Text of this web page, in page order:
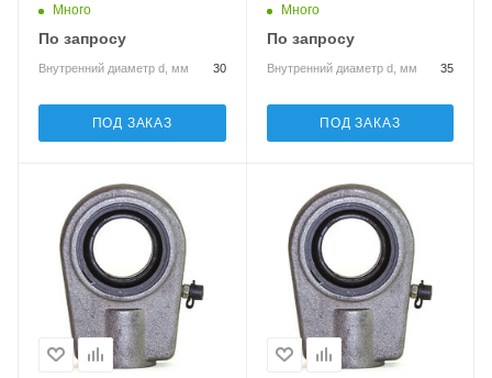
Много
По запросу
Внутренний диаметр d, мм 30
ПОД ЗАКАЗ
Много
По запросу
Внутренний диаметр d, мм 35
ПОД ЗАКАЗ